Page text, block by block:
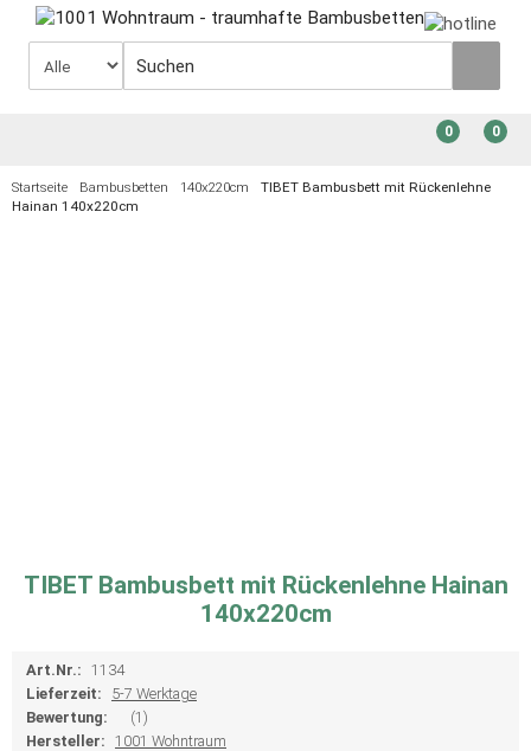
0
0
Startseite Bambusbetten 140x220cm
TIBET Bambusbett mit Rückenlehne
Hainan 140x220cm
TIBET Bambusbett mit Rückenlehne Hainan
140x220cm
Art.Nr.: 1134
Lieferzeit:
5-7 Werktage
Bewertung:
(1)
Hersteller: 1001 Wohntraum